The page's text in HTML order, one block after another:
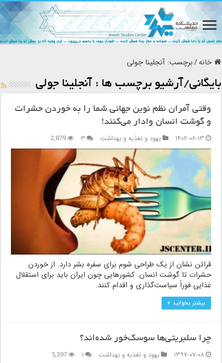
خانه/برچسب:آنجلینا جولی
بایگانی/آرشیو برچسب ها : آنجلینا جولی
وقتی آمران نظم نوین جهانی شما را به خوردن حشرات
و گوشت انسان وادار می‌کنند!
۱۴۰۲-۰۶-۱۳
یهود و تغذیه و بهداشت ۳ 2,879
قرائن نشان از یک طراحی شوم برای سفره بشر دارد. از خوردن
حشرات تا گوشت انسان. کشورهایی چون ایران باید برای استقلال
غذایی فوراً سیاست‌گذاری و اقدام کنند.
بیشتر بخوانید »
چرا سلبریتی‌ها سوسک‌خور شده‌اند؟
۱۳۹۷-۰۷-۰۸
یهود و تغذیه و بهداشت ۱ 5,397